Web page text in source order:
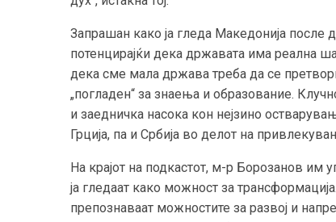
Запрашан како ја гледа Македонија
потенцирајќи дека државата има реална
дека сме мала држава треба да се
„погладен“ за знаења и образование.
и заедничка насока кон нејзино
Грција, па и Србија во делот на
На крајот на подкастот, м-р Борозанов им
ја гледаат како можност за
препознаваат можностите за развој и